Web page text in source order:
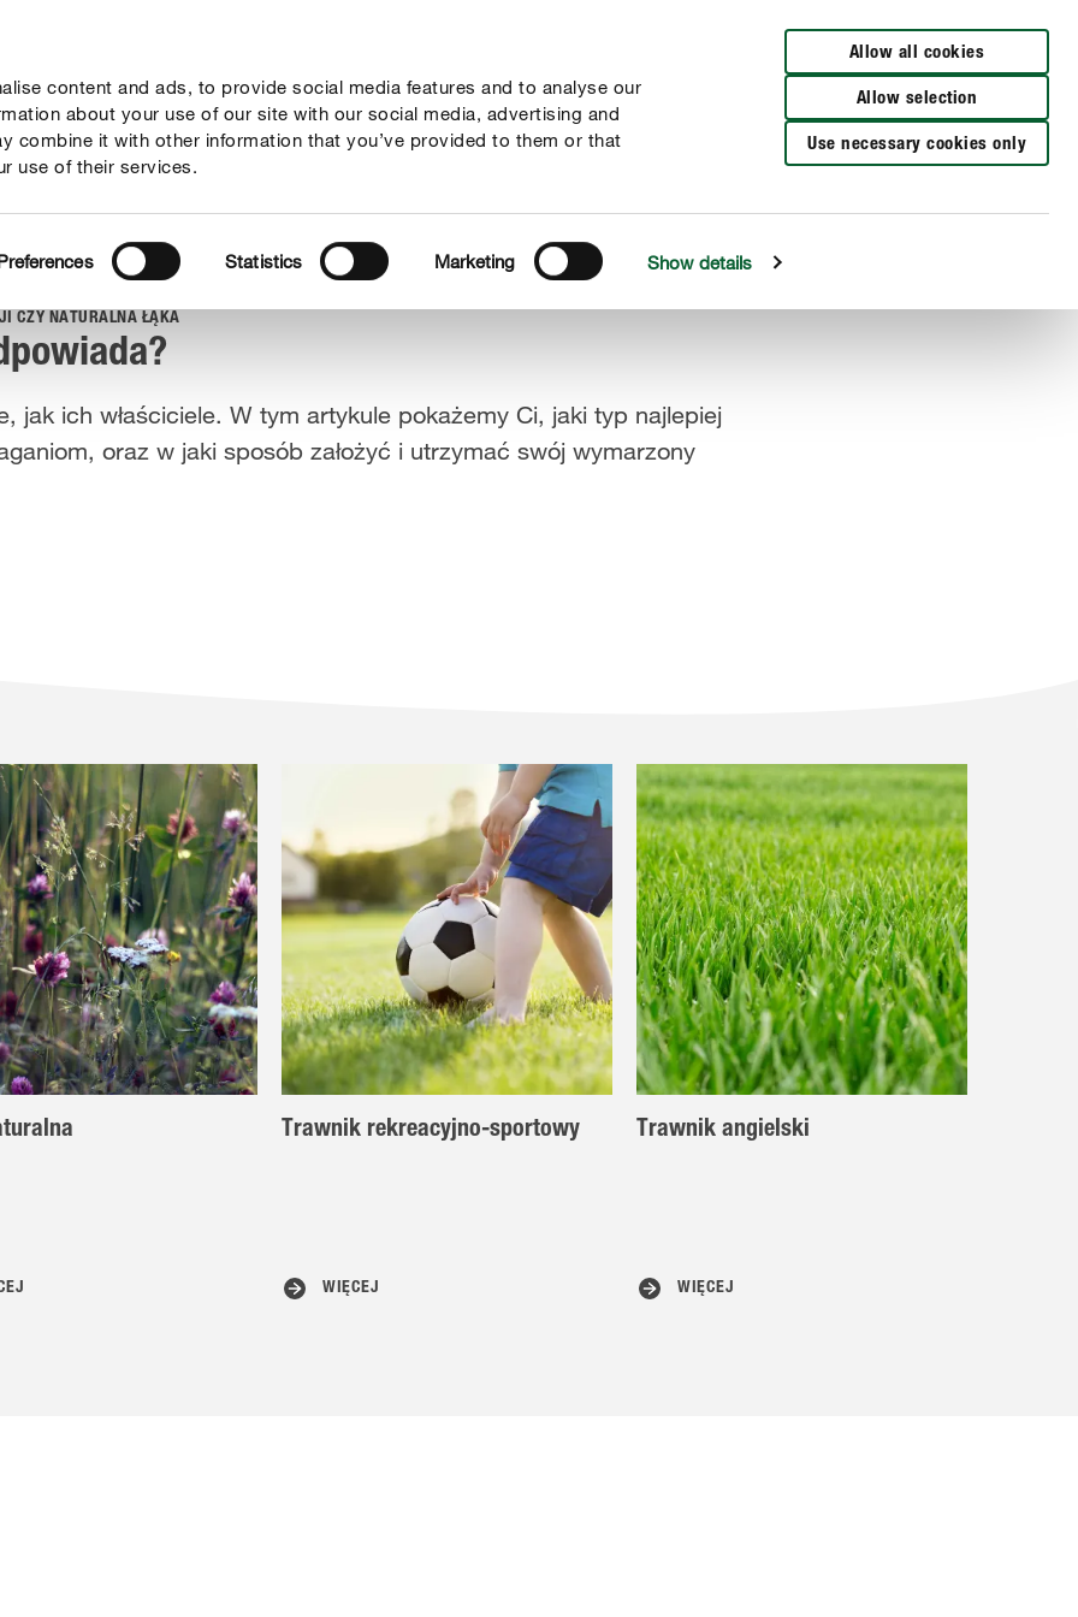
content and ads, to provide social media features and to analyse our
about your use of our site with our social media, advertising and
combine it with other information that you’ve provided to them or that
use of their services.
Statistics Marketing Show details
Allow all cookies
Allow selection
Use necessary cookies only
Aktualne tematy Kontakt O nas
Ci odpowiada?
CZY NATURALNA ŁĄKA
jak ich właściciele. W tym artykule pokażemy Ci, jaki typ najlepiej
oraz w jaki sposób założyć i utrzymać swój wymarzony
Trawnik rekreacyjno-sportowy
WIĘCEJ
Trawnik angielski
WIĘCEJ